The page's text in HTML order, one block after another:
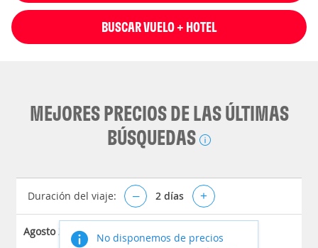
BUSCAR VUELO + HOTEL
MEJORES PRECIOS DE LAS ÚLTIMAS
BÚSQUEDAS
Duración del viaje: – 2 días +
Agosto 2026
No disponemos de precios